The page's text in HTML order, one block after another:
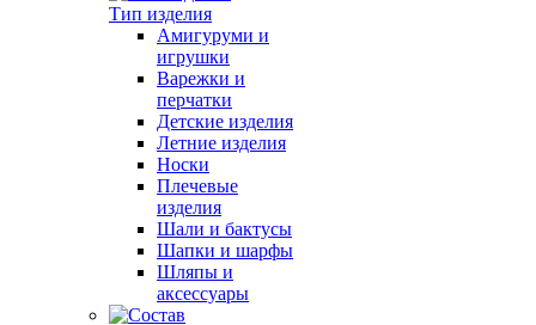
Тип изделия
Амигуруми и
игрушки
Варежки и
перчатки
Детские изделия
Летние изделия
Носки
Плечевые
изделия
Шали и бактусы
Шапки и шарфы
Шляпы и
аксессуары